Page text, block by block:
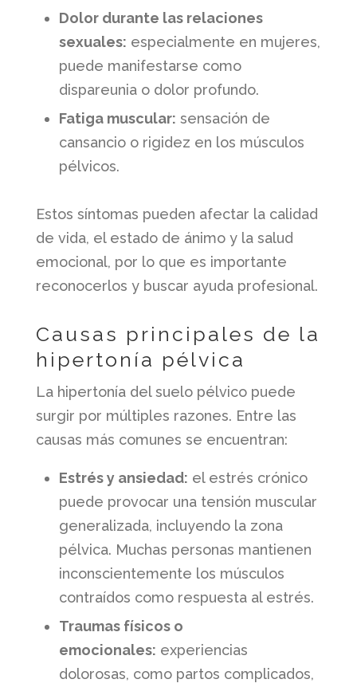
Dolor durante las relaciones
sexuales: especialmente en mujeres,
puede manifestarse como
dispareunia o dolor profundo.
Fatiga muscular: sensación de
cansancio o rigidez en los músculos
pélvicos.
Estos síntomas pueden afectar la calidad
de vida, el estado de ánimo y la salud
emocional, por lo que es importante
reconocerlos y buscar ayuda profesional.
Causas principales de la
hipertonía pélvica
La hipertonía del suelo pélvico puede
surgir por múltiples razones. Entre las
causas más comunes se encuentran:
Estrés y ansiedad: el estrés crónico
puede provocar una tensión muscular
generalizada, incluyendo la zona
pélvica. Muchas personas mantienen
inconscientemente los músculos
contraídos como respuesta al estrés.
Traumas físicos o
emocionales: experiencias
dolorosas, como partos complicados,